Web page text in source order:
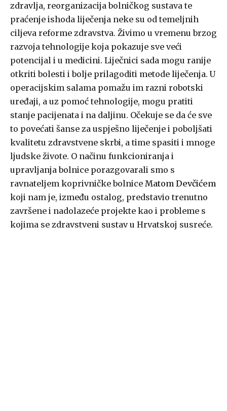
zdravlja, reorganizacija bolničkog sustava te
praćenje ishoda liječenja neke su od temeljnih
ciljeva reforme zdravstva. Živimo u vremenu brzog
razvoja tehnologije koja pokazuje sve veći
potencijal i u medicini. Liječnici sada mogu ranije
otkriti bolesti i bolje prilagoditi metode liječenja. U
operacijskim salama pomažu im razni robotski
uređaji, a uz pomoć tehnologije, mogu pratiti
stanje pacijenata i na daljinu. Očekuje se da će sve
to povećati šanse za uspješno liječenje i poboljšati
kvalitetu zdravstvene skrbi, a time spasiti i mnoge
ljudske živote. O načinu funkcioniranja i
upravljanja bolnice porazgovarali smo s
ravnateljem koprivničke bolnice Matom Devčićem
koji nam je, između ostalog, predstavio trenutno
završene i nadolazeće projekte kao i probleme s
kojima se zdravstveni sustav u Hrvatskoj susreće.